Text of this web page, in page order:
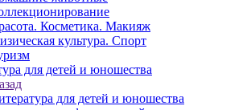
Косметика. Макияж
культура. Спорт
для детей и юношества
для детей и юношества